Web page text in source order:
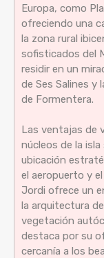
Europa, como
ofreciendo una
la zona rural
sofisticados del
residir en un
de Ses Salines y
de Formentera.
Las ventajas de
núcleos de la
ubicación
el aeropuerto y
Jordi ofrece un
la arquitectura
vegetación
destaca por su
cercanía a los